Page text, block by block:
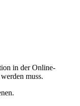
in der Online-
muss.